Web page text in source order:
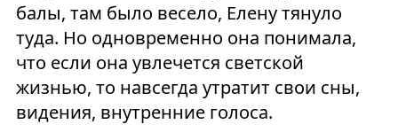
балы, там было весело, Елену тянуло
туда. Но одновременно она понимала,
что если она увлечется светской
жизнью, то навсегда утратит свои сны,
видения, внутренние голоса.